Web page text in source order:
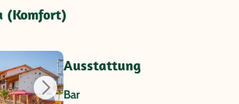
(Komfort)
Ausstattung
Bar